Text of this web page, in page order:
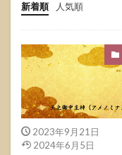
新着順 人気順
2023年9月21日
2024年6月5日